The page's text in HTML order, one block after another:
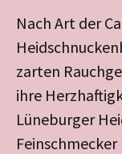
Nach Art der
zarten
ihre
Lüneburger